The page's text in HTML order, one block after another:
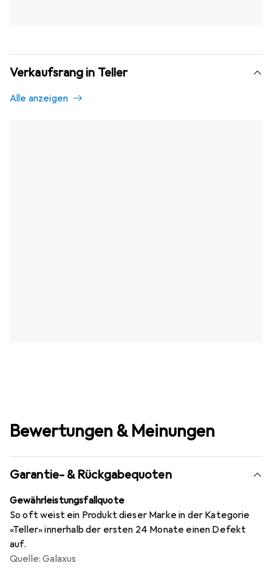
Verkaufsrang in Teller
Alle anzeigen
Bewertungen & Meinungen
Garantie- & Rückgabequoten
Gewährleistungsfallquote
So oft weist ein Produkt dieser Marke in der Kategorie
«Teller» innerhalb der ersten 24 Monate einen Defekt
auf.
Quelle: Galaxus